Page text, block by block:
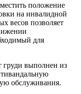
положение
на инвалидной
весов позволяет
для
выполнен из
обслуживания.